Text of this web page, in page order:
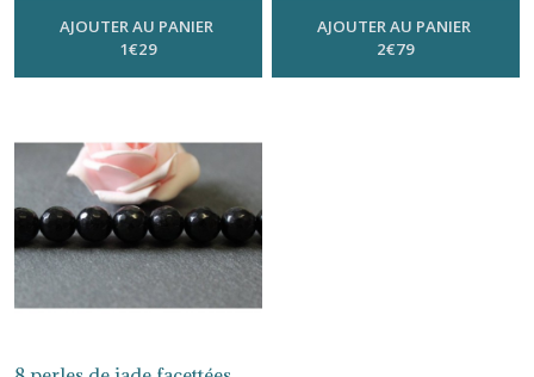
AJOUTER AU PANIER
1€29
AJOUTER AU PANIER
2€79
12
Jade
boulier,
goutte
etc...
(12)